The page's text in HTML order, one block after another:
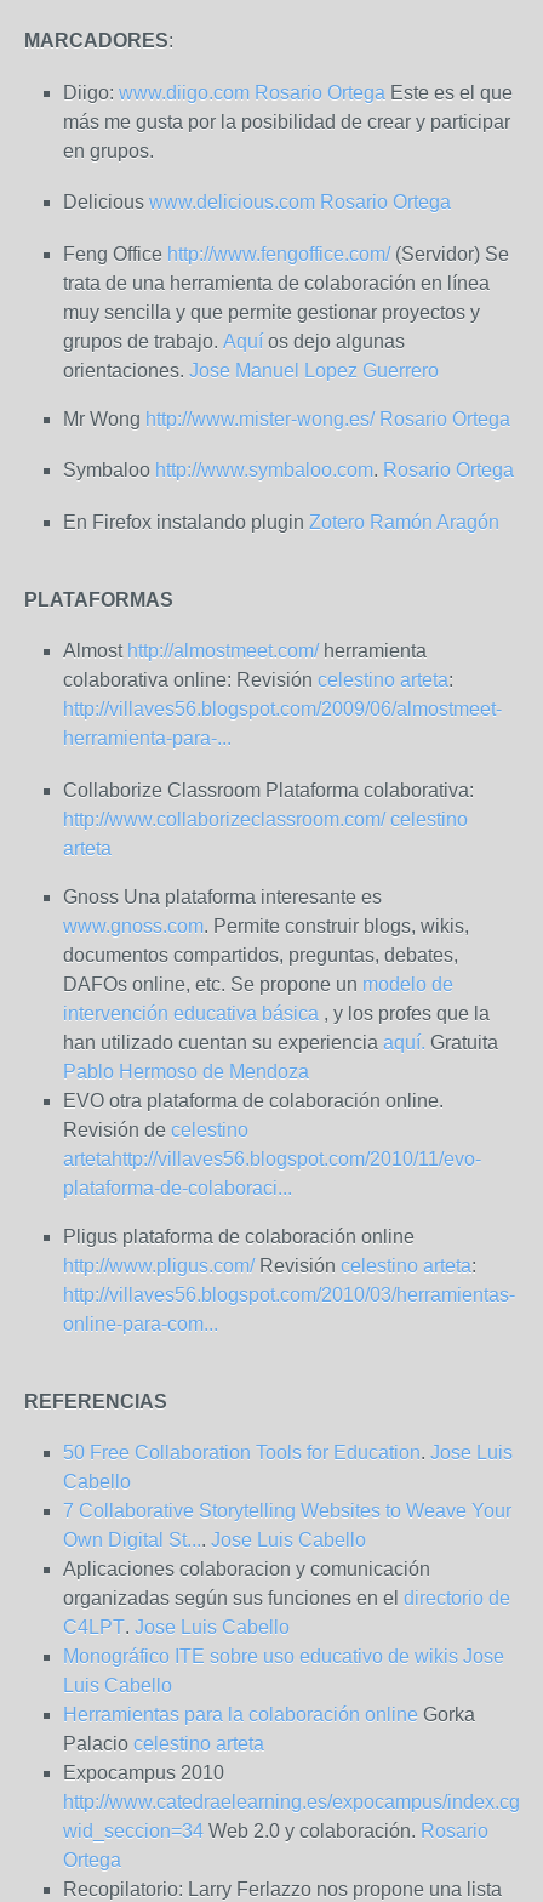
MARCADORES:
Diigo: www.diigo.com Rosario Ortega Este es el que
más me gusta por la posibilidad de crear y participar
en grupos.
Delicious www.delicious.com Rosario Ortega
Feng Office http://www.fengoffice.com/(Servidor) Se
trata de una herramienta de colaboración en línea
muy sencilla y que permite gestionar proyectos y
grupos de trabajo. Aquí os dejo algunas
orientaciones. Jose Manuel Lopez Guerrero
Mr Wong http://www.mister-wong.es/ Rosario Ortega
Symbaloo http://www.symbaloo.com. Rosario Ortega
En Firefox instalando plugin Zotero Ramón Aragón
PLATAFORMAS
Almost http://almostmeet.com/herramienta
colaborativa online: Revisión celestino arteta:
http://villaves56.blogspot.com/2009/06/almostmeet-
herramienta-para-...
Collaborize Classroom Plataforma colaborativa:
http://www.collaborizeclassroom.com/ celestino
arteta
Gnoss Una plataforma interesante es
www.gnoss.com. Permite construir blogs, wikis,
documentos compartidos, preguntas, debates,
DAFOs online, etc. Se propone un modelo de
intervención educativa básica , y los profes que la
han utilizado cuentan su experiencia aquí. Gratuita
Pablo Hermoso de Mendoza
EVO otra plataforma de colaboración online.
Revisión de celestino
artetahttp://villaves56.blogspot.com/2010/11/evo-
plataforma-de-colaboraci...
Pligus plataforma de colaboración online
http://www.pligus.com/Revisión celestino arteta:
http://villaves56.blogspot.com/2010/03/herramientas-
online-para-com...
REFERENCIAS
50 Free Collaboration Tools for Education. Jose Luis
Cabello
7 Collaborative Storytelling Websites to Weave Your
Own Digital St.... Jose Luis Cabello
Aplicaciones colaboracion y comunicación
organizadas según sus funciones en el directorio de
C4LPT. Jose Luis Cabello
Monográfico ITE sobre uso educativo de wikis Jose
Luis Cabello
Herramientas para la colaboración online Gorka
Palacio celestino arteta
Expocampus 2010
http://www.catedraelearning.es/expocampus/index.cgi?
wid_seccion=34 Web 2.0 y colaboración. Rosario
Ortega
Recopilatorio: Larry Ferlazzo nos propone una lista